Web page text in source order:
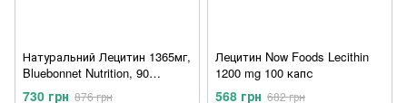
Натуральний Лецитин 1365мг,
Bluebonnet Nutrition, 90
желатинових капсул
730 грн 876 грн
Лецитин Now Foods Lecithin
1200 mg 100 капс
568 грн 682 грн